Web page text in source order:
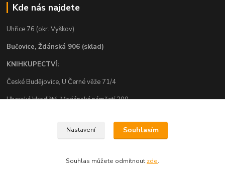
Kde nás najdete
Uhřice 76 (okr. Vyškov)
Bučovice, Ždánská 906 (sklad)
KNIHKUPECTVÍ:
České Budějovice, U Černé věže 71/4
Uherské Hradiště, Mariánské náměstí 200
Nastavení Souhlasím
Souhlas můžete odmítnout zde.